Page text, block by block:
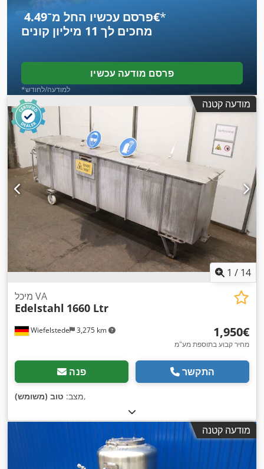
פרסם עכשיו החל מ־‏4.49 ‏€*
מחכים לך 11 מיליון קונים
פרסם מודעה עכשיו
*למודעה/לחודש
מודעה קטנה
1 / 14
Wiefelstede 3,275 km
מיכל VA
Edelstahl 1660 Ltr
‏1,950 ‏€
מחיר קבוע בתוספת מע"מ
פנה התקשר
מצב: טוב (משומש) ,
מודעה קטנה